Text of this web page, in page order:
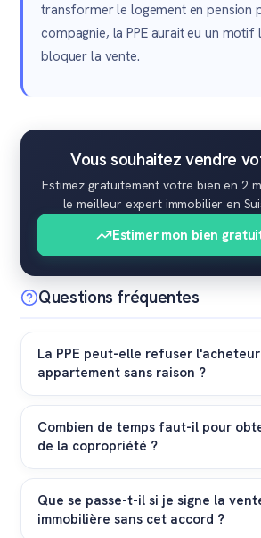
transformer le logement en pension
compagnie, la PPE aurait eu un
bloquer la vente.
Vous souhaitez vendre
Estimez gratuitement votre bien en 2
le meilleur expert immobilier en
Estimer mon bien
Questions fréquentes
La PPE peut-elle refuser
appartement sans raison ?
Non. Selon le Code civil suisse, le
ne peut pas être arbitraire. La
copropriétaires doit invoquer de
qu'un risque d'insolvabilité, une
avérée ou un projet d'utilisation
règlement de l'immeuble.
Combien de temps faut-il pour
de la copropriété ?
Le délai varie selon le règlement. Si
habilité à décider seul, cela prend
une décision de l'assemblée générale
Que se passe-t-il si je signe la
immobilière sans cet accord ?